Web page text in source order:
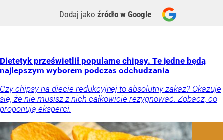
Dodaj jako źródło w Google
Dietetyk prześwietlił popularne chipsy. Te jedne będą
najlepszym wyborem podczas odchudzania
Czy chipsy na diecie redukcyjnej to absolutny zakaz? Okazuje
się, że nie musisz z nich całkowicie rezygnować. Zobacz, co
proponują eksperci.